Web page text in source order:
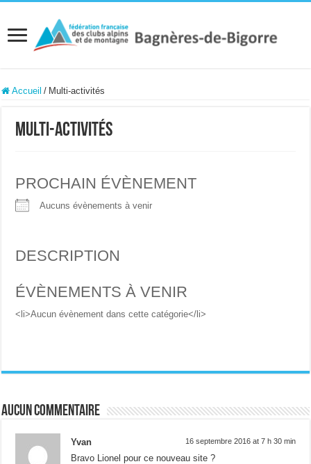
Accueil / Multi-activités
Multi-activités
PROCHAIN ÉVÈNEMENT
Aucuns évènements à venir
DESCRIPTION
ÉVÈNEMENTS À VENIR
<li>Aucun évènement dans cette catégorie</li>
Aucun commentaire
Yvan 16 septembre 2016 at 7 h 30 min
Bravo Lionel pour ce nouveau site ?